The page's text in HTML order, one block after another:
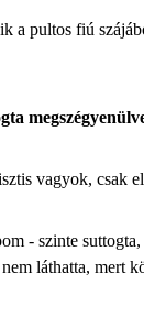
a pultos fiú
vagyok, csak
- szinte
láthatta, mert